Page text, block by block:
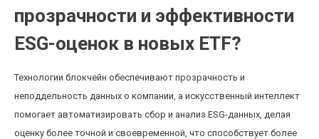
прозрачности и эффективности
ESG-оценок в новых ETF?
Технологии блокчейн обеспечивают прозрачность и
неподдельность данных о компании, а искусственный интеллект
помогает автоматизировать сбор и анализ ESG-данных, делая
оценку более точной и своевременной, что способствует более